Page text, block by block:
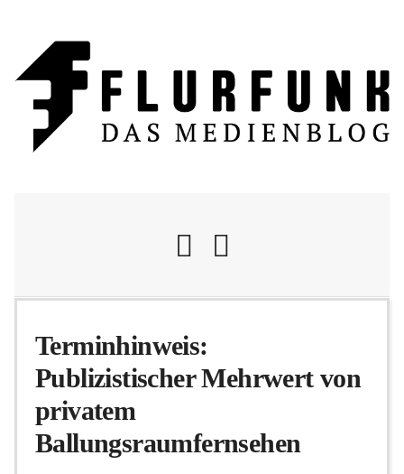
Nachrichten
Flurschelte
Personalien
Terminhinweis:
Publizistischer Mehrwert von
privatem
Ballungsraumfernsehen